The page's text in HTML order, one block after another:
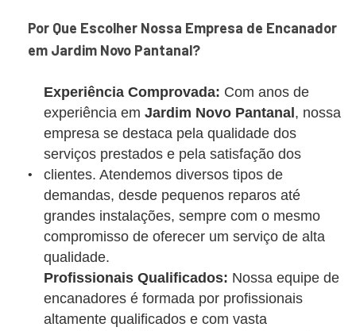
Por Que Escolher Nossa Empresa de Encanador
em Jardim Novo Pantanal?
Experiência Comprovada: Com anos de
experiência em Jardim Novo Pantanal , nossa
empresa se destaca pela qualidade dos
serviços prestados e pela satisfação dos
clientes. Atendemos diversos tipos de
demandas, desde pequenos reparos até
grandes instalações, sempre com o mesmo
compromisso de oferecer um serviço de alta
qualidade.
Profissionais Qualificados: Nossa equipe de
encanadores é formada por profissionais
altamente qualificados e com vasta